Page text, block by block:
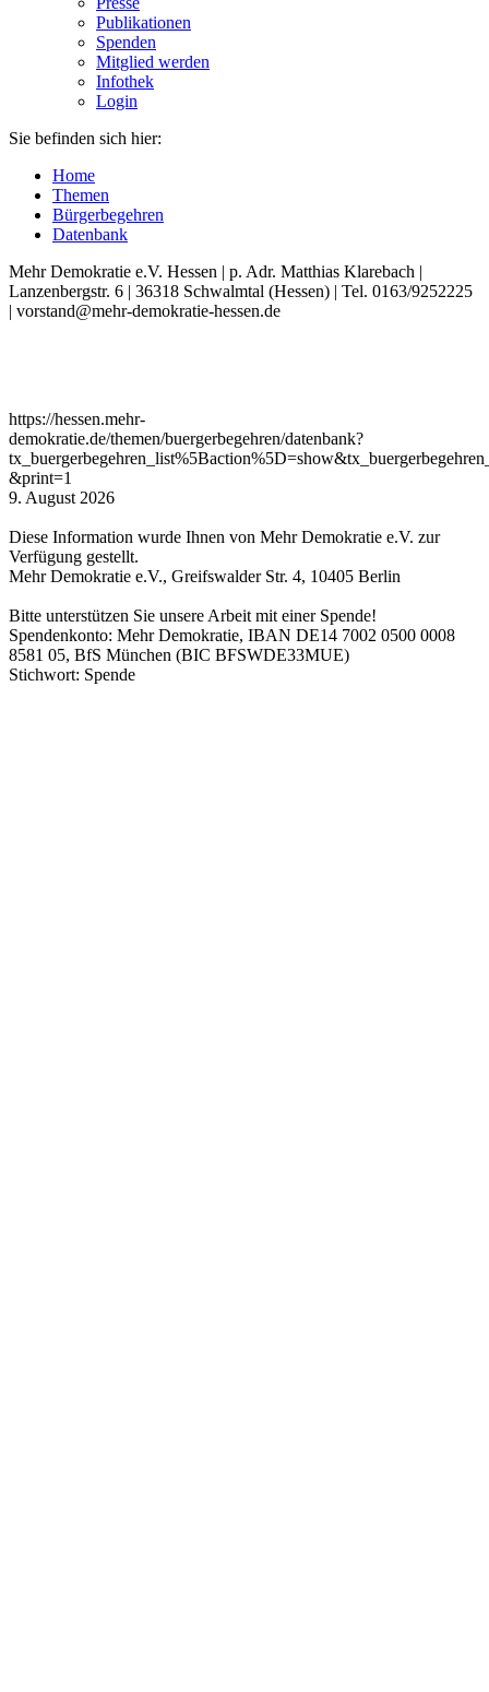
Publikationen
Spenden
Mitglied werden
Infothek
Login
Sie befinden sich hier:
Home
Themen
Bürgerbegehren
Datenbank
Mehr Demokratie e.V. Hessen | p. Adr. Matthias Klarebach |
Lanzenbergstr. 6 | 36318 Schwalmtal (Hessen) | Tel. 0163/9252225
| vorstand@mehr-demokratie-hessen.de
https://hessen.mehr-
demokratie.de/themen/buergerbegehren/datenbank?
&print=1
9. August 2026
Diese Information wurde Ihnen von Mehr Demokratie e.V. zur
Verfügung gestellt.
Mehr Demokratie e.V., Greifswalder Str. 4, 10405 Berlin
Bitte unterstützen Sie unsere Arbeit mit einer Spende!
Spendenkonto: Mehr Demokratie, IBAN DE14 7002 0500 0008
8581 05, BfS München (BIC BFSWDE33MUE)
Stichwort: Spende